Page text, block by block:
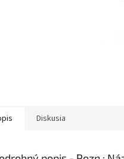
Diskusia